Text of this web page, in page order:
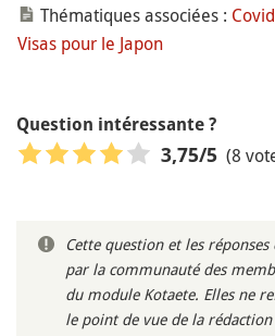
Thématiques associées :
Visas pour le Japon
Question intéressante ?
3,75/5 (8
Cette question et les
par la communauté des
du module Kotaete. Elles ne
le point de vue de la rédaction